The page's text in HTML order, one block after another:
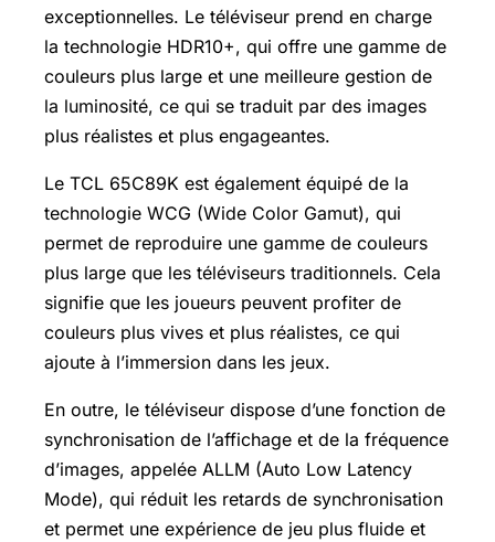
exceptionnelles. Le téléviseur prend en charge
la technologie HDR10+, qui offre une gamme de
couleurs plus large et une meilleure gestion de
la luminosité, ce qui se traduit par des images
plus réalistes et plus engageantes.
Le TCL 65C89K est également équipé de la
technologie WCG (Wide Color Gamut), qui
permet de reproduire une gamme de couleurs
plus large que les téléviseurs traditionnels. Cela
signifie que les joueurs peuvent profiter de
couleurs plus vives et plus réalistes, ce qui
ajoute à l’immersion dans les jeux.
En outre, le téléviseur dispose d’une fonction de
synchronisation de l’affichage et de la fréquence
d’images, appelée ALLM (Auto Low Latency
Mode), qui réduit les retards de synchronisation
et permet une expérience de jeu plus fluide et